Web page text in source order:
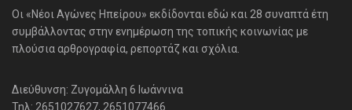
Οι «Νέοι Αγώνες Ηπείρου» εκδίδονται εδώ και 28 συναπτά έτη
συμβάλλοντας στην ενημέρωση της τοπικής κοινωνίας με
πλούσια αρθρογραφία, ρεπορτάζ και σχόλια.
Διεύθυνση: Ζυγομάλλη 6 Ιωάννινα
Τηλ: 2651027627, 2651077466